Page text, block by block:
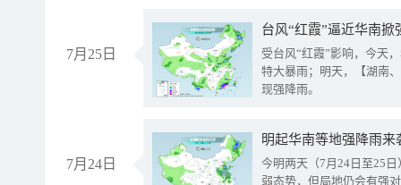
7月25日
台风“红霞”逼近华南
受台风“红霞”影响，今天
特大暴雨；明天，【湖南
现强降雨。
7月24日
明起华南等地强降雨
今明两天（7月24日至25
弱态势，但局地仍会有强